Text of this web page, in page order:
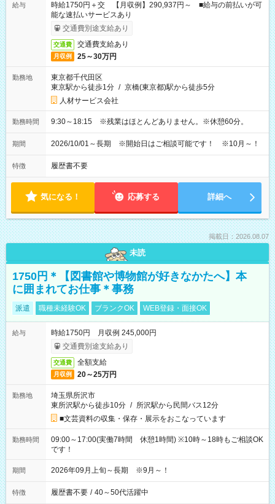
給与
時給1750円＋交 【月収例】290,937円～ ■給与の前払いが可
能な速払いサービスあり
交通費別途支給あり
交通費 交通費支給あり
月収例 25～30万円
勤務地
東京都千代田区
東京駅から徒歩1分 / 京橋(東京都)駅から徒歩5分
人材サービス会社
勤務時間 9:30～18:15 ※残業はほとんどありません。※休憩60分。
期間 2026/10/01～長期 ※開始日はご相談可能です！ ※10月～！
特徴 履歴書不要
気になる！ 応募する 詳細へ
掲載日：2026.08.07
未読
1750円＊【図書館や博物館が好きなかたへ】本
に囲まれてお仕事＊事務
派遣 職種未経験OK ブランクOK WEB登録・面接OK
給与
時給1750円 月収例 245,000円
交通費別途支給あり
交通費 全額支給
月収例 20～25万円
勤務地
埼玉県所沢市
東所沢駅から徒歩10分 / 所沢駅から民間バス12分
■文芸資料の収集・保存・展示をおこなっています
勤務時間
09:00～17:00(実働7時間 休憩1時間) ※10時～18時もご相談OK
です！
期間 2026年09月上旬～長期 ※9月～！
特徴 履歴書不要 / 40～50代活躍中